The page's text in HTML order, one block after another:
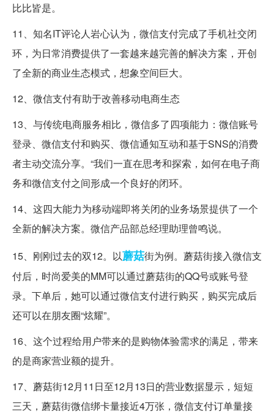
比比皆是。
11、知名IT评论人岩心认为，微信支付完成了手机社交闭
环，为日常消费提供了一套越来越完善的解决方案，开创
了全新的商业生态模式，想象空间巨大。
12、微信支付有助于改善移动电商生态
13、与传统电商服务相比，微信多了四项能力：微信账号
登录、微信支付和购买、微信通知互动和基于SNS的消费
者主动交流分享。“我们一直在思考和探索，如何在电子商
务和微信支付之间形成一个良好的闭环。
14、这四大能力为移动端即将关闭的业务场景提供了一个
全新的解决方案。微信产品部总经理助理曾鸣说。
15、刚刚过去的双12。以蘑菇街为例。蘑菇街接入微信支
付后，时尚爱美的MM可以通过蘑菇街的QQ号或账号登
录。下单后，她可以通过微信支付进行购买，购买完成后
还可以在朋友圈“炫耀”。
16、这个过程给用户带来的是购物体验需求的满足，带来
的是商家营业额的提升。
17、蘑菇街12月11日至12月13日的营业数据显示，短短
三天，蘑菇街微信绑卡量接近4万张，微信支付订单量接